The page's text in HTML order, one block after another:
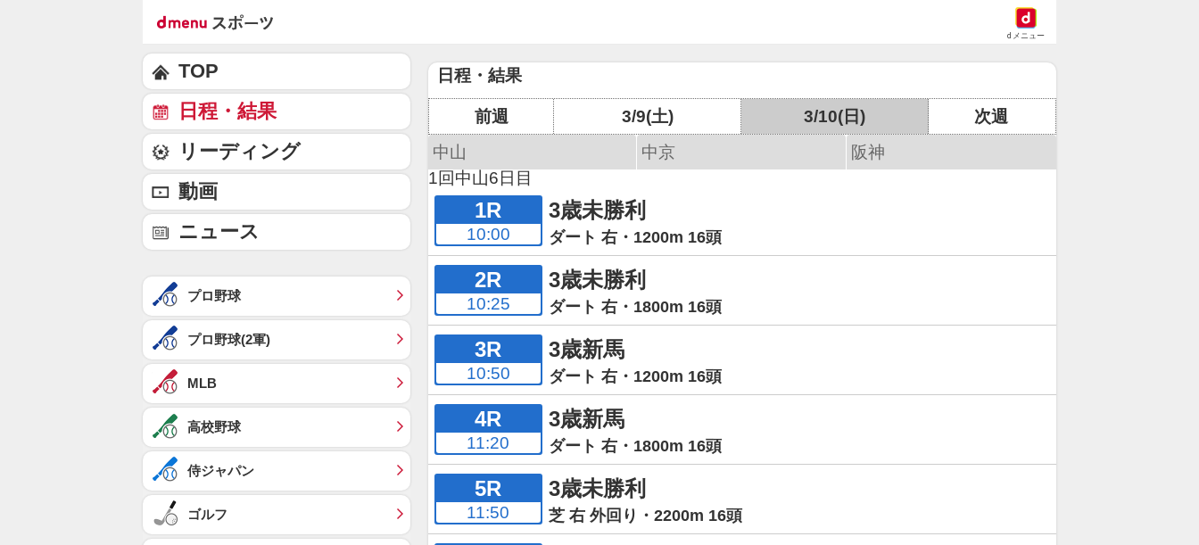
dメニュー
日程・結果
前週 3/9(土) 3/10(日)
次週
中山
中京
阪神
1回中山6日目
1R
10:00
3歳未勝利
ダート 右・1200m 16頭
2R
10:25
3歳未勝利
ダート 右・1800m 16頭
3R
10:50
3歳新馬
ダート 右・1200m 16頭
4R
11:20
3歳新馬
ダート 右・1800m 16頭
5R
11:50
3歳未勝利
芝 右 外回り・2200m 16頭
TOP
日程・結果
リーディング
動画
ニュース
プロ野球
プロ野球(2軍)
MLB
高校野球
侍ジャパン
ゴルフ